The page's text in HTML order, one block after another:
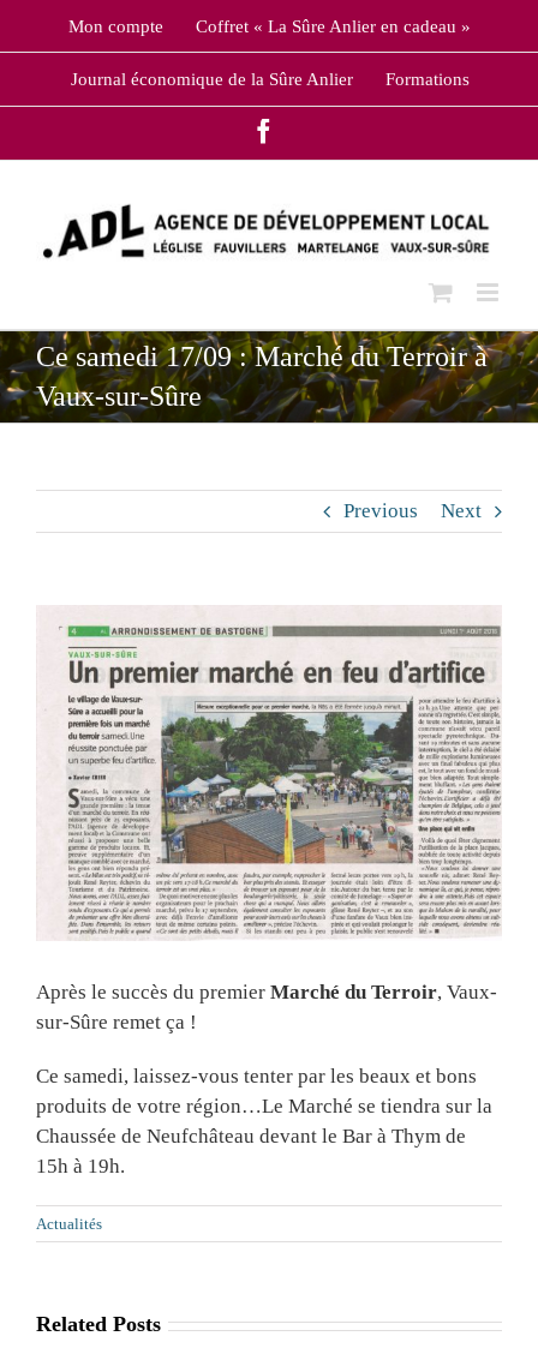
Mon compte Coffret « La Sûre Anlier en cadeau »
Journal économique de la Sûre Anlier Formations
Ce samedi 17/09 : Marché du Terroir à
Vaux-sur-Sûre
Previous Next
Larger
Image
Après le succès du premier Marché du Terroir, Vaux-
sur-Sûre remet ça !
Ce samedi, laissez-vous tenter par les beaux et bons
produits de votre région…Le Marché se tiendra sur la
Chaussée de Neufchâteau devant le Bar à Thym de
15h à 19h.
Actualités
Related Posts